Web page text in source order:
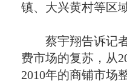
镇、大兴黄村等区
蔡宇翔告诉记者
费市场的复苏，从
2010年的商铺市场